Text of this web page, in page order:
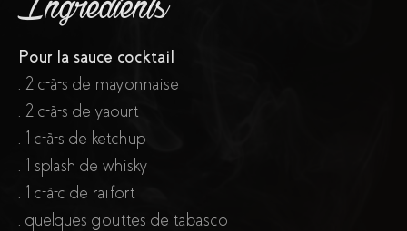
Pour la sauce cocktail
. 2 c-à-s de mayonnaise
. 2 c-à-s de yaourt
. 1 c-à-s de ketchup
. 1 splash de whisky
. 1 c-à-c de raifort
. quelques gouttes de tabasco